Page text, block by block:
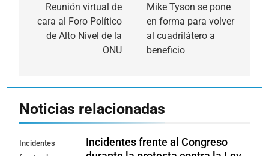
de
entradas
Reunión virtual de
cara al Foro Político
de Alto Nivel de la
ONU
Mike Tyson se pone
en forma para volver
al cuadrilátero a
beneficio
Noticias relacionadas
Incidentes
Incidentes frente al Congreso